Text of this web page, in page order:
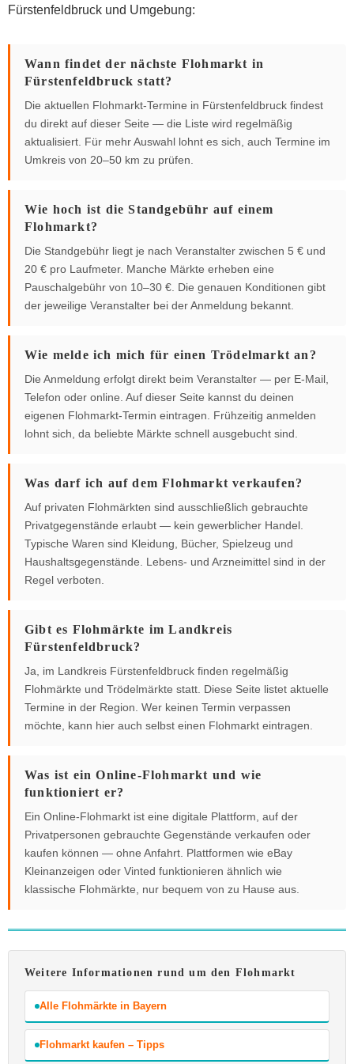
Fürstenfeldbruck und Umgebung:
Wann findet der nächste Flohmarkt in
Fürstenfeldbruck statt?
Die aktuellen Flohmarkt-Termine in Fürstenfeldbruck findest
du direkt auf dieser Seite — die Liste wird regelmäßig
aktualisiert. Für mehr Auswahl lohnt es sich, auch Termine im
Umkreis von 20–50 km zu prüfen.
Wie hoch ist die Standgebühr auf einem
Flohmarkt?
Die Standgebühr liegt je nach Veranstalter zwischen 5 € und
20 € pro Laufmeter. Manche Märkte erheben eine
Pauschalgebühr von 10–30 €. Die genauen Konditionen gibt
der jeweilige Veranstalter bei der Anmeldung bekannt.
Wie melde ich mich für einen Trödelmarkt an?
Die Anmeldung erfolgt direkt beim Veranstalter — per E-Mail,
Telefon oder online. Auf dieser Seite kannst du deinen
eigenen Flohmarkt-Termin eintragen. Frühzeitig anmelden
lohnt sich, da beliebte Märkte schnell ausgebucht sind.
Was darf ich auf dem Flohmarkt verkaufen?
Auf privaten Flohmärkten sind ausschließlich gebrauchte
Privatgegenstände erlaubt — kein gewerblicher Handel.
Typische Waren sind Kleidung, Bücher, Spielzeug und
Haushaltsgegenstände. Lebens- und Arzneimittel sind in der
Regel verboten.
Gibt es Flohmärkte im Landkreis
Fürstenfeldbruck?
Ja, im Landkreis Fürstenfeldbruck finden regelmäßig
Flohmärkte und Trödelmärkte statt. Diese Seite listet aktuelle
Termine in der Region. Wer keinen Termin verpassen
möchte, kann hier auch selbst einen Flohmarkt eintragen.
Was ist ein Online-Flohmarkt und wie
funktioniert er?
Ein Online-Flohmarkt ist eine digitale Plattform, auf der
Privatpersonen gebrauchte Gegenstände verkaufen oder
kaufen können — ohne Anfahrt. Plattformen wie eBay
Kleinanzeigen oder Vinted funktionieren ähnlich wie
klassische Flohmärkte, nur bequem von zu Hause aus.
Weitere Informationen rund um den Flohmarkt
Alle Flohmärkte in Bayern
Flohmarkt kaufen – Tipps